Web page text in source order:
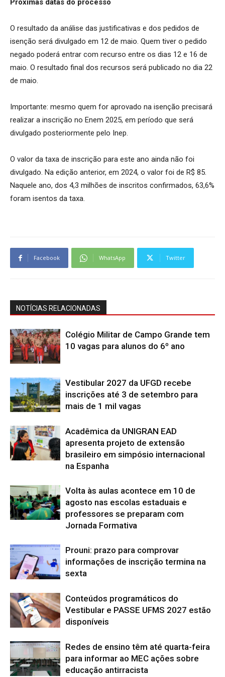
Próximas datas do processo
O resultado da análise das justificativas e dos pedidos de
isenção será divulgado em 12 de maio. Quem tiver o pedido
negado poderá entrar com recurso entre os dias 12 e 16 de
maio. O resultado final dos recursos será publicado no dia 22
de maio.
Importante: mesmo quem for aprovado na isenção precisará
realizar a inscrição no Enem 2025, em período que será
divulgado posteriormente pelo Inep.
O valor da taxa de inscrição para este ano ainda não foi
divulgado. Na edição anterior, em 2024, o valor foi de R$ 85.
Naquele ano, dos 4,3 milhões de inscritos confirmados, 63,6%
foram isentos da taxa.
Facebook WhatsApp Twitter
NOTÍCIAS RELACIONADAS
Colégio Militar de Campo Grande tem
10 vagas para alunos do 6º ano
Vestibular 2027 da UFGD recebe
inscrições até 3 de setembro para
mais de 1 mil vagas
Acadêmica da UNIGRAN EAD
apresenta projeto de extensão
brasileiro em simpósio internacional
na Espanha
Volta às aulas acontece em 10 de
agosto nas escolas estaduais e
professores se preparam com
Jornada Formativa
Prouni: prazo para comprovar
informações de inscrição termina na
sexta
Conteúdos programáticos do
Vestibular e PASSE UFMS 2027 estão
disponíveis
Redes de ensino têm até quarta-feira
para informar ao MEC ações sobre
educação antirracista